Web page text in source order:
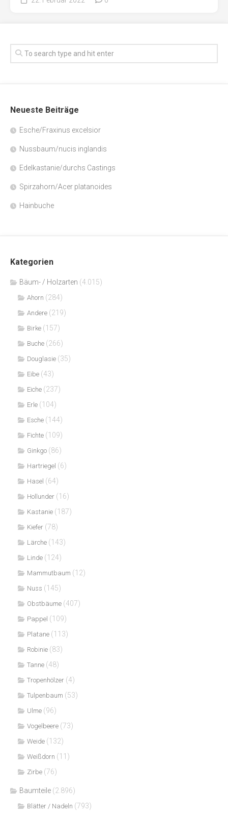
Neueste Beiträge
Esche/Fraxinus excelsior
Nussbaum/nucis inglandis
Edelkastanie/durchs Castings
Spirzahorn/Acer platanoides
Hainbuche
Kategorien
Bäum- / Holzarten (4.015)
Ahorn (284)
Andere (219)
Birke (157)
Buche (266)
Douglasie (35)
Eibe (43)
Eiche (237)
Erle (104)
Esche (144)
Fichte (109)
Ginkgo (86)
Hartriegel (6)
Hasel (64)
Hollunder (16)
Kastanie (187)
Kiefer (78)
Lärche (143)
Linde (124)
Mammutbaum (12)
Nuss (145)
Obstbäume (407)
Pappel (109)
Platane (113)
Robinie (83)
Tanne (48)
Tropenhölzer (4)
Tulpenbaum (53)
Ulme (96)
Vogelbeere (73)
Weide (132)
Weißdorn (11)
Zirbe (76)
Baumteile (2.896)
Blätter / Nadeln (793)